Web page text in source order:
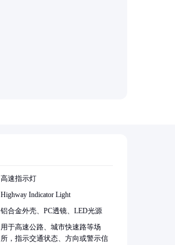
高速指示灯
Highway Indicator Light
铝合金外壳、PC透镜、LED光源
用于高速公路、城市快速路等场
所，指示交通状态、方向或警示信